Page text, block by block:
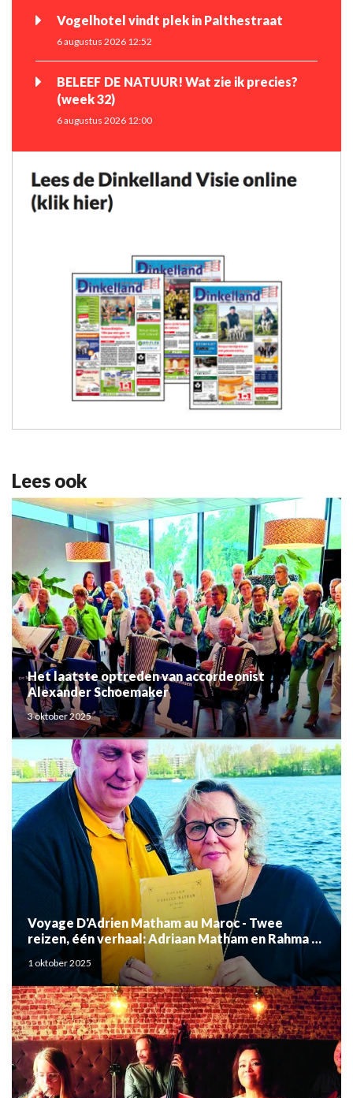
Vogelhotel vindt plek in Palthestraat
6 augustus 2026 12:52
BELEEF DE NATUUR! Wat zie ik precies?
(week 32)
6 augustus 2026 12:00
Lees ook
Het laatste optreden van accordeonist
Alexander Schoemaker
3 oktober 2025
Voyage D'Adrien Matham au Maroc - Twee
reizen, één verhaal: Adriaan Matham en Rahma el
Mouden
1 oktober 2025